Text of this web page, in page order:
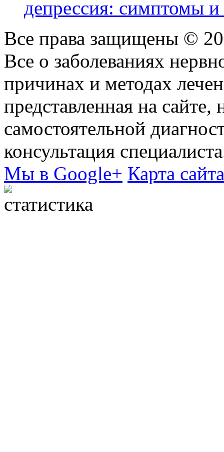
депрессия: симптомы и
Все права защищены ©
Все о заболеваниях
причинах и методах
представленная на сайте,
самостоятельной
консультация
Мы в Google+ Карта сайта